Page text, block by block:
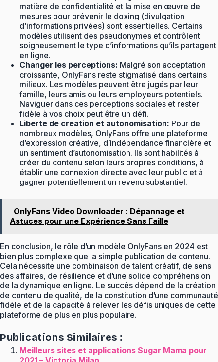
matière de confidentialité et la mise en œuvre de
mesures pour prévenir le doxing (divulgation
d’informations privées) sont essentielles. Certains
modèles utilisent des pseudonymes et contrôlent
soigneusement le type d’informations qu’ils partagent
en ligne.
Changer les perceptions: Malgré son acceptation
croissante, OnlyFans reste stigmatisé dans certains
milieux. Les modèles peuvent être jugés par leur
famille, leurs amis ou leurs employeurs potentiels.
Naviguer dans ces perceptions sociales et rester
fidèle à vos choix peut être un défi.
Liberté de création et autonomisation: Pour de
nombreux modèles, OnlyFans offre une plateforme
d’expression créative, d’indépendance financière et
un sentiment d’autonomisation. Ils sont habilités à
créer du contenu selon leurs propres conditions, à
établir une connexion directe avec leur public et à
gagner potentiellement un revenu substantiel.
OnlyFans Video Downloader : Dépannage et
Astuces pour une Expérience Sans Faille
En conclusion, le rôle d’un modèle OnlyFans en 2024 est
bien plus complexe que la simple publication de contenu.
Cela nécessite une combinaison de talent créatif, de sens
des affaires, de résilience et d’une solide compréhension
de la dynamique en ligne. Le succès dépend de la création
de contenu de qualité, de la constitution d’une communauté
fidèle et de la capacité à relever les défis uniques de cette
plateforme de plus en plus populaire.
Publications Similaires :
Meilleurs sites et applications Sugar Mama pour